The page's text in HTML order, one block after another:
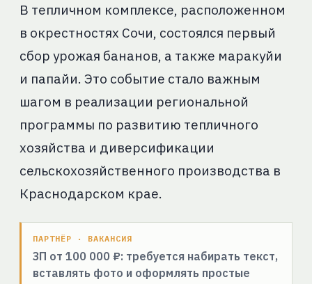
В тепличном комплексе, расположенном
в окрестностях Сочи, состоялся первый
сбор урожая бананов, а также маракуйи
и папайи. Это событие стало важным
шагом в реализации региональной
программы по развитию тепличного
хозяйства и диверсификации
сельскохозяйственного производства в
Краснодарском крае.
ПАРТНЁР · ВАКАНСИЯ
ЗП от 100 000 ₽: требуется набирать текст,
вставлять фото и оформлять простые